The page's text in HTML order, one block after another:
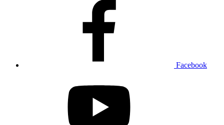
Facebook